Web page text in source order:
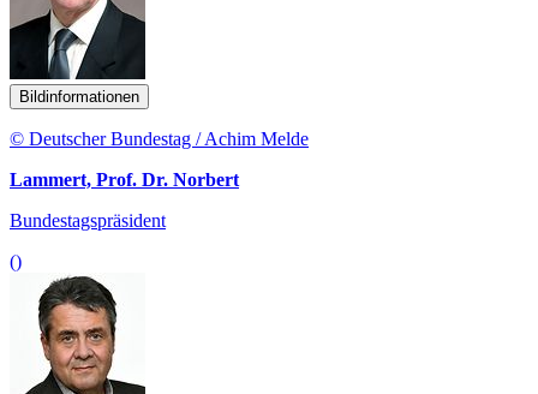
Bildinformationen
© Deutscher Bundestag / Achim Melde
Lammert, Prof. Dr. Norbert
Bundestagspräsident
()